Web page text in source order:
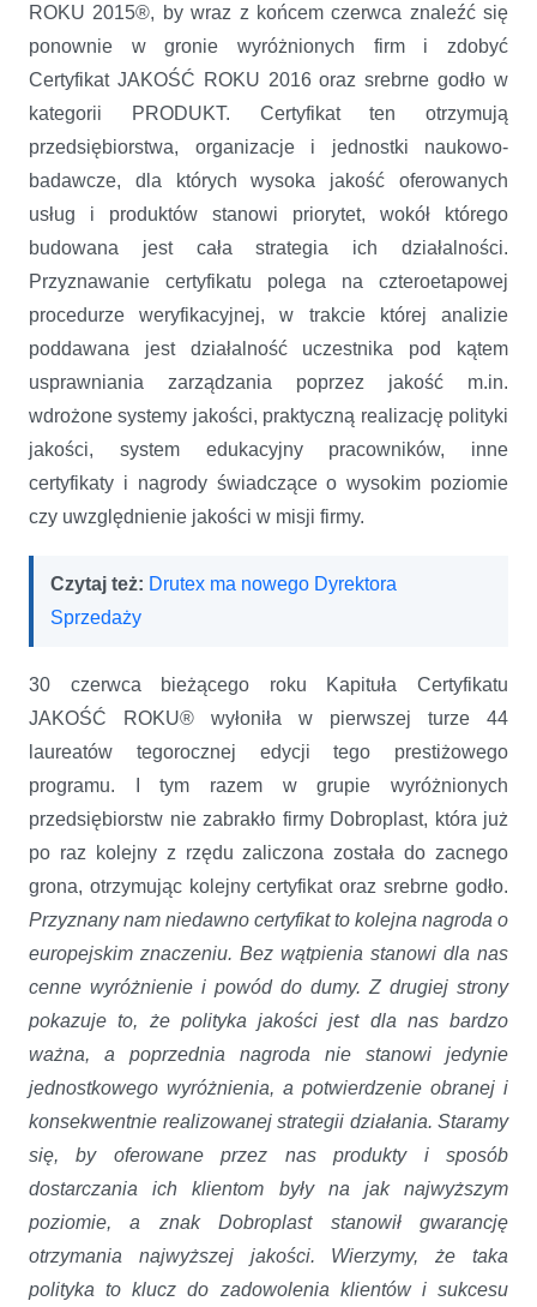
ROKU 2015®, by wraz z końcem czerwca znaleźć się
ponownie w gronie wyróżnionych firm i zdobyć
Certyfikat JAKOŚĆ ROKU 2016 oraz srebrne godło w
kategorii PRODUKT. Certyfikat ten otrzymują
przedsiębiorstwa, organizacje i jednostki naukowo-
badawcze, dla których wysoka jakość oferowanych
usług i produktów stanowi priorytet, wokół którego
budowana jest cała strategia ich działalności.
Przyznawanie certyfikatu polega na czteroetapowej
procedurze weryfikacyjnej, w trakcie której analizie
poddawana jest działalność uczestnika pod kątem
usprawniania zarządzania poprzez jakość m.in.
wdrożone systemy jakości, praktyczną realizację polityki
jakości, system edukacyjny pracowników, inne
certyfikaty i nagrody świadczące o wysokim poziomie
czy uwzględnienie jakości w misji firmy.
Czytaj też: Drutex ma nowego Dyrektora
Sprzedaży
30 czerwca bieżącego roku Kapituła Certyfikatu
JAKOŚĆ ROKU® wyłoniła w pierwszej turze 44
laureatów tegorocznej edycji tego prestiżowego
programu. I tym razem w grupie wyróżnionych
przedsiębiorstw nie zabrakło firmy Dobroplast, która już
po raz kolejny z rzędu zaliczona została do zacnego
grona, otrzymując kolejny certyfikat oraz srebrne godło.
Przyznany nam niedawno certyfikat to kolejna nagroda o
europejskim znaczeniu. Bez wątpienia stanowi dla nas
cenne wyróżnienie i powód do dumy. Z drugiej strony
pokazuje to, że polityka jakości jest dla nas bardzo
ważna, a poprzednia nagroda nie stanowi jedynie
jednostkowego wyróżnienia, a potwierdzenie obranej i
konsekwentnie realizowanej strategii działania. Staramy
się, by oferowane przez nas produkty i sposób
dostarczania ich klientom były na jak najwyższym
poziomie, a znak Dobroplast stanowił gwarancję
otrzymania najwyższej jakości. Wierzymy, że taka
polityka to klucz do zadowolenia klientów i sukcesu